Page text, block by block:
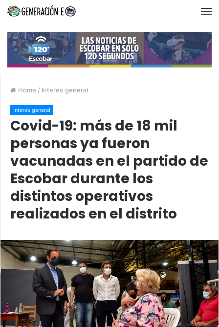
Home / Interés general
Interés general
Covid-19: más de 18 mil
personas ya fueron
vacunadas en el partido de
Escobar durante los
distintos operativos
realizados en el distrito